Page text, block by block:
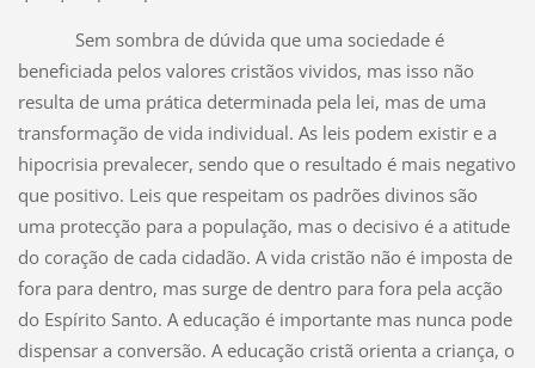
Sem sombra de dúvida que uma sociedade é
beneficiada pelos valores cristãos vividos, mas isso não
resulta de uma prática determinada pela lei, mas de uma
transformação de vida individual. As leis podem existir e a
hipocrisia prevalecer, sendo que o resultado é mais negativo
que positivo. Leis que respeitam os padrões divinos são
uma protecção para a população, mas o decisivo é a atitude
do coração de cada cidadão. A vida cristão não é imposta de
fora para dentro, mas surge de dentro para fora pela acção
do Espírito Santo. A educação é importante mas nunca pode
dispensar a conversão. A educação cristã orienta a criança, o